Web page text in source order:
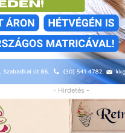
- Hirdetés -